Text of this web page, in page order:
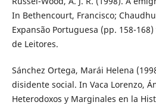
In Bethencourt, Francisco;
Expansão Portuguesa (pp. 158-
de Leitores.
Sánchez Ortega, Marái Helena
disidente social. In Vaca Lorenzo,
Heterodoxos y Marginales en la